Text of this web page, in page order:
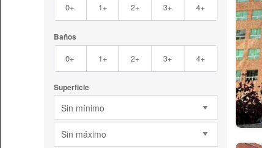
0+ 1+ 2+ 3+ 4+
Baños
0+ 1+ 2+ 3+ 4+
Superficie
Sin mínimo
Sin máximo